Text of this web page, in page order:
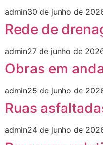
admin30 de junho de
Rede de
admin27 de junho de
Obras em
admin25 de junho de
Ruas
admin24 de junho de